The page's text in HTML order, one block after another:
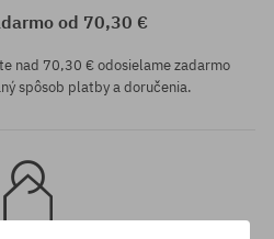
od 70,30 €
nad 70,30 € odosielame zadarmo
spôsob platby a doručenia.